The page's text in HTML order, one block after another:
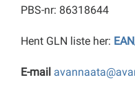
PBS-nr: 86318644
Hent GLN liste her:
E-mail